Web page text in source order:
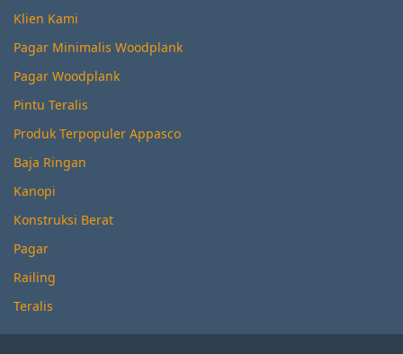
Klien Kami
Pagar Minimalis Woodplank
Pagar Woodplank
Pintu Teralis
Produk Terpopuler Appasco
Baja Ringan
Kanopi
Konstruksi Berat
Pagar
Railing
Teralis